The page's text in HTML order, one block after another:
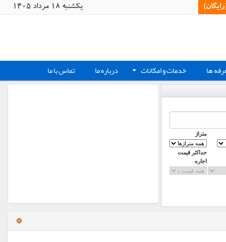
يکشنبه 18 مرداد 1405
ها + خدمات و امکانات درباره ما تماس با ما
متراژ
حداکثر قیمت
اجاره